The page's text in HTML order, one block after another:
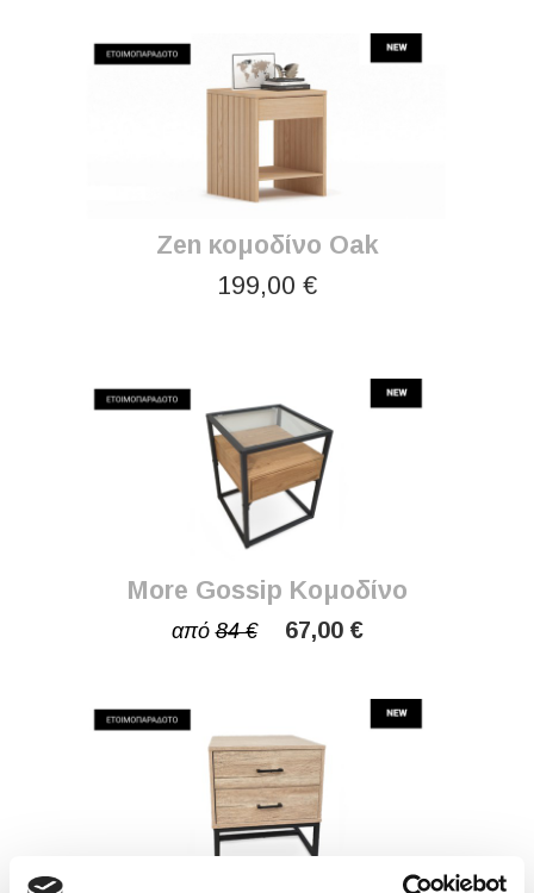
Zen κομοδίνο Oak
199,00 €
More Gossip Κομοδίνο
από 84 € 67,00 €